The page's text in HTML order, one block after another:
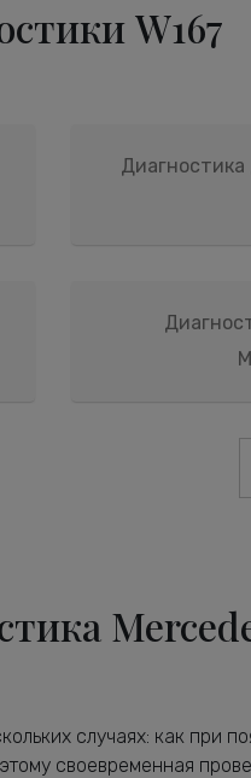
W167
Диагностика
случаях: как при
своевременная